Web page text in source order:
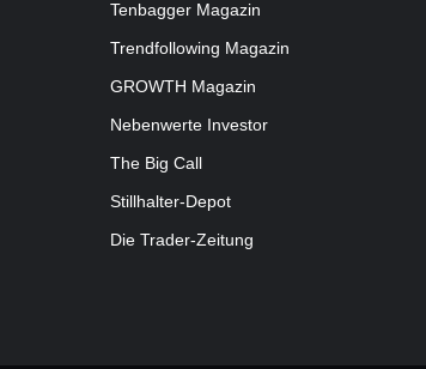
Tenbagger Magazin
Trendfollowing Magazin
GROWTH Magazin
Nebenwerte Investor
The Big Call
Stillhalter-Depot
Die Trader-Zeitung